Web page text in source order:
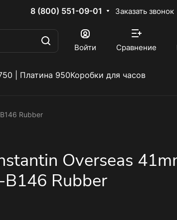
8 (800) 551-09-01 Заказать звонок
Войти Сравнение
| Платина 950Коробки для часов
Rubber
Overseas
Rubber